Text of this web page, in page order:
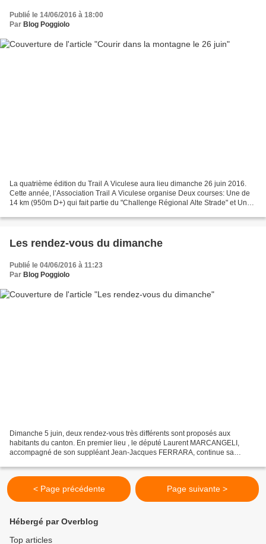
Publié le 14/06/2016 à 18:00
Par Blog Poggiolo
La quatrième édition du Trail A Viculese aura lieu dimanche 26 juin 2016.
Cette année, l’Association Trail A Viculese organise Deux courses: Une de
14 km (950m D+) qui fait partie du "Challenge Régional Alte Strade" et Une
Les rendez-vous du dimanche
Publié le 04/06/2016 à 11:23
Par Blog Poggiolo
Dimanche 5 juin, deux rendez-vous très différents sont proposés aux
habitants du canton. En premier lieu , le député Laurent MARCANGELI,
accompagné de son suppléant Jean-Jacques FERRARA, continue sa
< Page précédente Page suivante >
Hébergé par Overblog
Top articles